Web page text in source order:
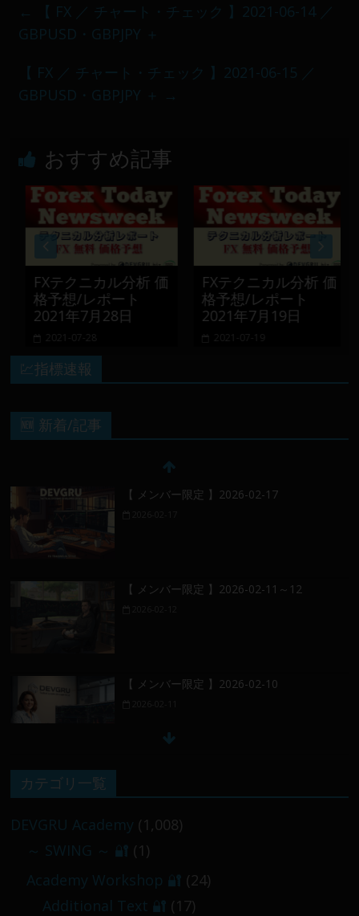
←
【 FX ／ チャート・チェック 】2021-06-14 ／
GBPUSD・GBPJPY ＋
【 FX ／ チャート・チェック 】2021-06-15 ／
GBPUSD・GBPJPY ＋
→
おすすめ記事
FXテクニカル分析 価
格予想/レポート
2021年7月28日
2021-07-28
FXテクニカル分析 価
格予想/レポート
2021年7月19日
2021-07-19
💹指標速報
🆕 新着/記事
【 メンバー限定 】2026-02-17
【 メンバー限定 】2026-02-11～12
【 メンバー限定 】2026-02-10
／
【 メンバー限定 】2026-03-05～06
2026-03-06
カテゴリ一覧
DEVGRU Academy (1,008)
～ SWING ～ 🔐 (1)
Academy Workshop 🔐 (24)
Additional Text 🔐 (17)